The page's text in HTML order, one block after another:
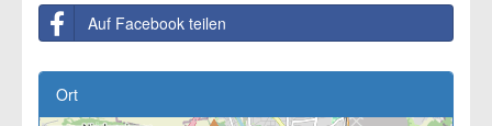
Auf Facebook teilen
Ort